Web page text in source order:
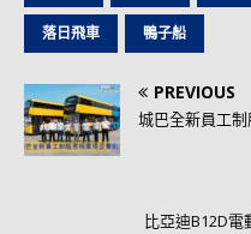
落日飛車 鴨子船
PREVIOUS
城巴全新員工
比亞迪B12D電